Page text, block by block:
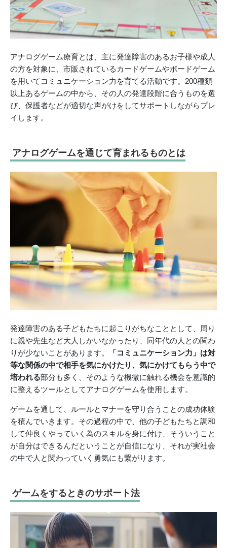
アナログゲーム療育とは、主に発達障害のあるお子様や成人
の方を対象に、市販されているカードゲームやボードゲーム
を用いてコミュニケーション力を育てる活動です。200種類
以上あるゲームの中から、その人の発達段階に合うものを選
び、保護者などが適切な声がけをしてサポートしながらプレ
イします。
アナログゲームを通じて育まれるものとは
発達障害のある子どもたちに起こりがちなこととして、周り
に親や先生など大人しかいなかったり、同年代の人との関わ
りが少ないことがあります。
「コミュニケーション力」は対
等な関係の中で相手を気にかけたり、気にかけてもらう中で
培われる部分も多く、そのような機微に触れる機会を意識的
に整えるツールとしてアナログゲームを使用します。
ゲームを通して、ルールとマナーを守り合うことの成功体験
を積んでいきます。その過程の中で、他の子どもたちと調和
して仲良くやっていく為のスキルを身に付け、そういうこと
が自分はできるんだということが自信になり、それが実社会
の中で人と関わっていく勇気にも繋がります。
ゲームをするときのサポート法